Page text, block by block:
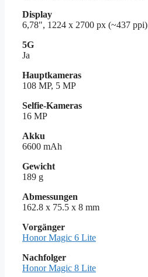
Display
6,78", 1224 x 2700 px (~437 ppi)
5G
Ja
Hauptkameras
108 MP, 5 MP
Selfie-Kameras
16 MP
Akku
6600 mAh
Gewicht
189 g
Abmessungen
162.8 x 75.5 x 8 mm
Vorgänger
Honor Magic 6 Lite
Nachfolger
Honor Magic 8 Lite